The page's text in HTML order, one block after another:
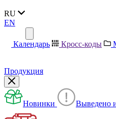
RU
EN
Календарь Кросс-коды
Продукция
Новинки Выведено